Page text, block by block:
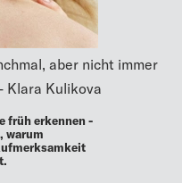
aber nicht immer
Klara Kulikova
früh erkennen -
warum